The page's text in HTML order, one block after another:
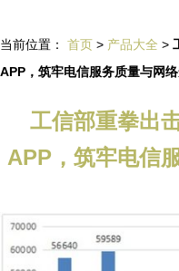
当前位置： 首页 > 产品大全 >
APP，筑牢电信服务质量与网
工信部重拳出
APP，筑牢电信